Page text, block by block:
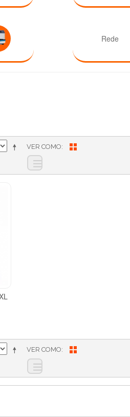
Rede
VER COMO
VER COMO